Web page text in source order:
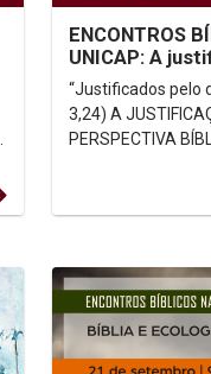
ENCONTROS
UNICAP: A
na Carta aos
“Justificados pelo
3,24) A JUSTIFICAÇÃO PELA FÉ EM
PERSPECTIVA